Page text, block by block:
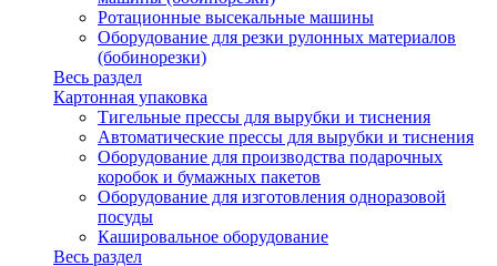
Ротационные высекальные машины
Оборудование для резки рулонных материалов
(бобинорезки)
Весь раздел
Картонная упаковка
Тигельные прессы для вырубки и тиснения
Автоматические прессы для вырубки и тиснения
Оборудование для производства подарочных
коробок и бумажных пакетов
Оборудование для изготовления одноразовой
посуды
Кашировальное оборудование
Весь раздел